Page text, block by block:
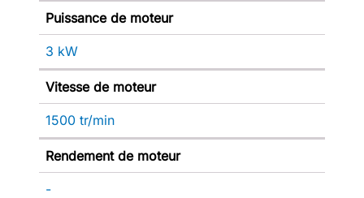
Puissance de moteur
3 kW
Vitesse de moteur
1500 tr/min
Rendement de moteur
-